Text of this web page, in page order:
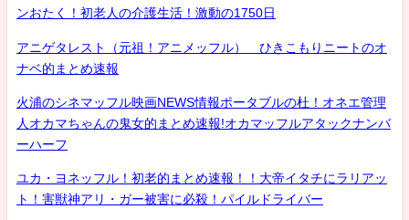
ンおたく！初老人の介護生活！激動の1750日
アニゲタレスト（元祖！アニメッフル） ひきこもりニートのオ
ナベ的まとめ速報
火浦のシネマッフル映画NEWS情報ポータブルの杜！オネエ管理
人オカマちゃんの鬼女的まとめ速報!オカマッフルアタックナンバ
ーハーフ
ユカ・ヨネッフル！初老的まとめ速報！！大帝イタチにラリアッ
ト！害獣神アリ・ガー被害に必殺！パイルドライバー